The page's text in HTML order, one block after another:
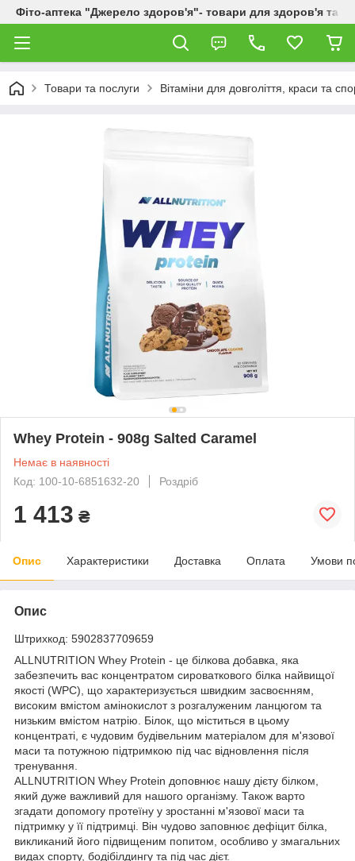
Фіто-аптека "Джерело здоров'я"- товари для здоров'я та
Товари та послуги Вітаміни для довголіття, краси та
Whey Protein - 908g Salted Caramel
Немає в наявності
Код: 100-10-6851632-20
Роздріб
1 413 ₴
Опис Характеристики Доставка Оплата Умови
Опис
Штрихкод: 5902837709659
ALLNUTRITION Whey Protein - це білкова добавка, яка
забезпечить вас концентратом сироваткового білка найвищої
якості (WPC), що характеризується швидким засвоєнням,
високим вмістом амінокислот з розгалуженим ланцюгом та
низьким вмістом натрію. Білок, що міститься в цьому
концентраті, є чудовим будівельним матеріалом для м'язової
маси та потужною підтримкою під час відновлення після
тренування.
ALLNUTRITION Whey Protein доповнює нашу дієту білком,
який дуже важливий для нашого організму. Також варто
згадати допомогу протеїну у зростанні м'язової маси та
підтримку у її підтримці. Він чудово заповнює дефіцит білка,
викликаний його підвищеним попитом, особливо у змагальних
видах спорту, бодібілдингу та під час дієт.